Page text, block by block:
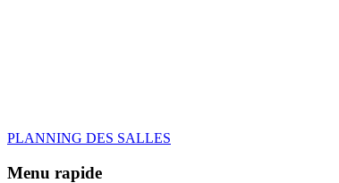
PLANNING DES SALLES
Menu rapide